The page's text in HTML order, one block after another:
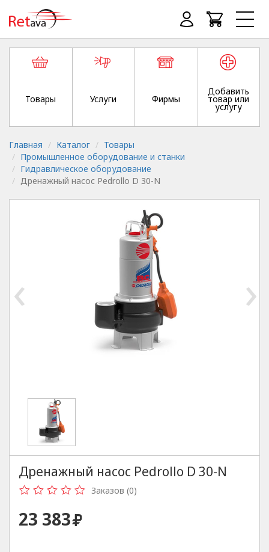
Товары Услуги Фирмы
Добавить
товар или
услугу
Главная Каталог
Товары
Промышленное оборудование и станки
Гидравлическое оборудование
Дренажный насос Pedrollo D 30-N
‹ ›
Дренажный насос Pedrollo D 30-N
Заказов (0)
23 383